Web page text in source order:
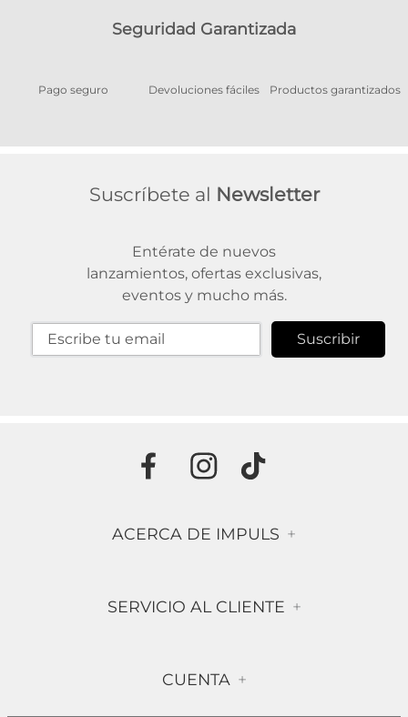
Seguridad Garantizada
Pago seguro Devoluciones fáciles Productos garantizados
Suscríbete al Newsletter
Entérate de nuevos
lanzamientos, ofertas exclusivas,
eventos y mucho más.
Suscribir
ACERCA DE IMPULS +
Contáctanos
SERVICIO AL CLIENTE +
CUENTA +